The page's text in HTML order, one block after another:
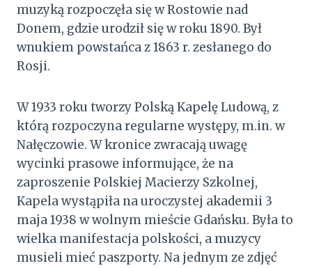
muzyką rozpoczęła się w Rostowie nad
Donem, gdzie urodził się w roku 1890. Był
wnukiem powstańca z 1863 r. zesłanego do
Rosji.
W 1933 roku tworzy Polską Kapelę Ludową, z
którą rozpoczyna regularne występy, m.in. w
Nałęczowie. W kronice zwracają uwagę
wycinki prasowe informujące, że na
zaproszenie Polskiej Macierzy Szkolnej,
Kapela wystąpiła na uroczystej akademii 3
maja 1938 w wolnym mieście Gdańsku. Była to
wielka manifestacja polskości, a muzycy
musieli mieć paszporty. Na jednym ze zdjęć